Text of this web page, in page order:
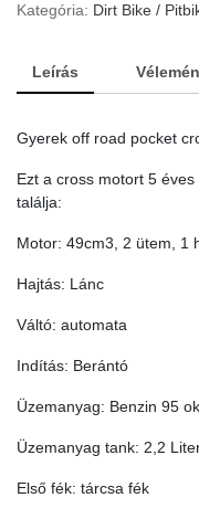
Kategória: Dirt Bike /
Leírás
Gyerek off road pocket
Ezt a cross motort 5
találja:
Motor: 49cm3, 2 ütem, 1
Hajtás: Lánc
Váltó: automata
Indítás: Berántó
Üzemanyag: Benzin 95
Üzemanyag tank: 2,2
Első fék: tárcsa fék